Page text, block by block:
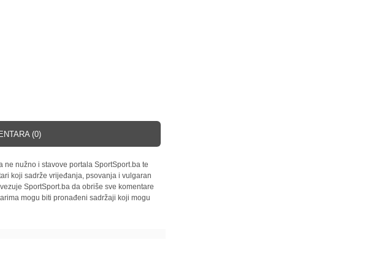
(0)
nužno i stavove portala SportSport.ba te
koji sadrže vrijeđanja, psovanja i vulgaran
SportSport.ba da obriše sve komentare
mogu biti pronađeni sadržaji koji mogu